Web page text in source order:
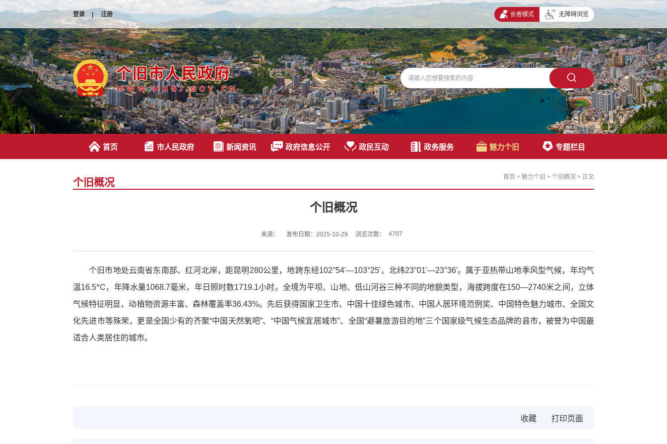
登录 | 注册 长者模式 无障碍浏览
首页 市人民政府 新闻资讯 政府信息公开 政民互动 政务服务 魅力个旧 专题栏目
个旧概况 首页 > 魅力个旧 > 个旧概况 > 正文
个旧概况
来源： 发布日期：2025-10-29 浏览次数： 4707
个旧市地处云南省东南部、红河北岸，距昆明280公里，地跨东经102°54'—103°25'，北纬23°01'—23°36'。属于亚热带山地季风型气候，年均气
温16.5℃，年降水量1068.7毫米，年日照时数1719.1小时。全境为平坝、山地、低山河谷三种不同的地貌类型，海拔跨度在150—2740米之间，立体
气候特征明显，动植物资源丰富、森林覆盖率36.43%。先后获得国家卫生市、中国十佳绿色城市、中国人居环境范例奖、中国特色魅力城市、全国文
化先进市等殊荣，更是全国少有的齐聚“中国天然氧吧”、“中国气候宜居城市”、全国“避暑旅游目的地”三个国家级气候生态品牌的县市，被誉为中国最
适合人类居住的城市。
收藏